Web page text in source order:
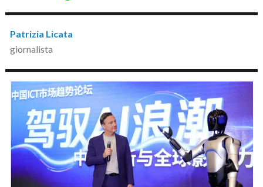
Patrizia Licata
giornalista